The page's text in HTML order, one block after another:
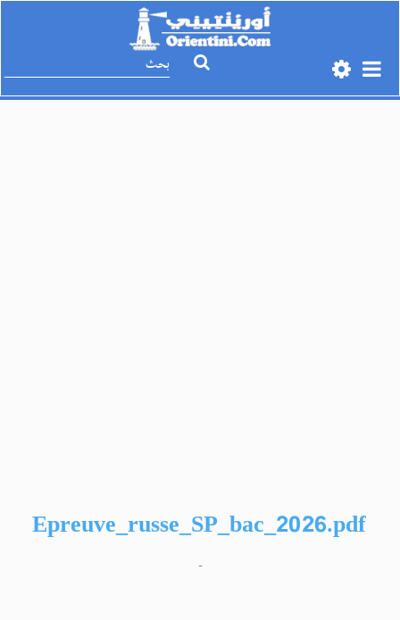
Epreuve_russe_SP_bac_2026.pdf
-